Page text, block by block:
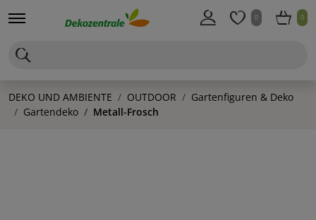
0 0
DEKO UND AMBIENTE OUTDOOR
Gartenfiguren & Deko
Gartendeko
Metall-Frosch